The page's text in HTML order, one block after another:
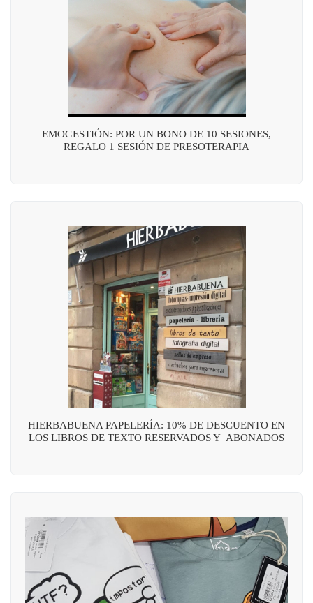
EMOGESTIÓN: POR UN BONO DE 10 SESIONES,
REGALO 1 SESIÓN DE PRESOTERAPIA
HIERBABUENA PAPELERÍA: 10% DE DESCUENTO EN
LOS LIBROS DE TEXTO RESERVADOS Y ABONADOS